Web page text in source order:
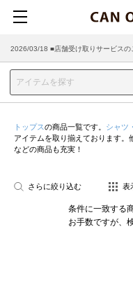
2026/03/18 ■店舗受け取りサービスの
トップスの商品一覧です。 シャツ
アイテムを取り揃えております。
などの商品も充実！
さらに絞り込む 表
条件に一致する
お手数ですが、